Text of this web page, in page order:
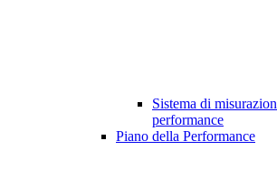
Sistema di
performance
Piano della Performance